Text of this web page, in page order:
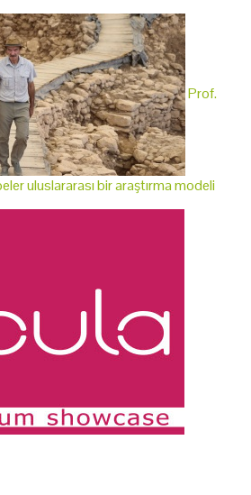
Prof.
uluslararası bir araştırma modeli